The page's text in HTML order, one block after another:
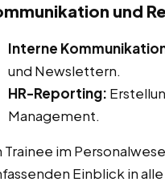
und
Interne
und Newslettern.
HR-Reporting:
Management.
Trainee im
Einblick in